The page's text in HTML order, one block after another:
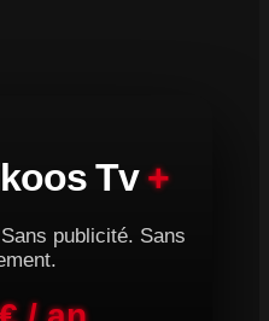
Tv+
publicité. Sans